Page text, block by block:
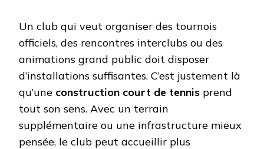
Un club qui veut organiser des tournois
officiels, des rencontres interclubs ou des
animations grand public doit disposer
d’installations suffisantes. C’est justement là
qu’une construction court de tennis prend
tout son sens. Avec un terrain
supplémentaire ou une infrastructure mieux
pensée, le club peut accueillir plus